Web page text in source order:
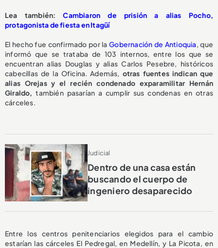
Lea también:Cambiaron de prisión a alias Pocho,
protagonista de fiesta en Itagüí
El hecho fue confirmado por laGobernación de Antioquia, que
informó que se trataba de 103 internos, entre los que se
encuentran alias Douglas y alias Carlos Pesebre, históricos
cabecillas de la Oficina. Además, otras fuentes indican que
alias Orejas y el recién condenado exparamilitar Hernán
Giraldo,también pasarían a cumplir sus condenas en otras
cárceles.
Judicial
Dentro de una casa están
buscando el cuerpo de
ingeniero desaparecido
Entre los centros penitenciarios elegidos para el cambio
estarían las cárceles El Pedregal, en Medellín, y La Picota, en